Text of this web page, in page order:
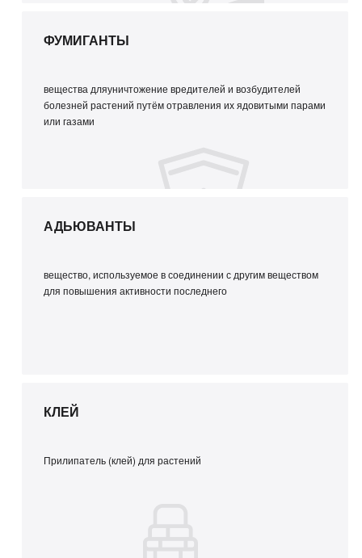
ФУМИГАНТЫ
вещества дляуничтожение вредителей и возбудителей
болезней растений путём отравления их ядовитыми парами
или газами
АДЬЮВАНТЫ
вещество, используемое в соединении с другим веществом
для повышения активности последнего
КЛЕЙ
Прилипатель (клей) для растений